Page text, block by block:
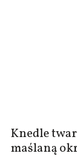
Knedle
maślaną